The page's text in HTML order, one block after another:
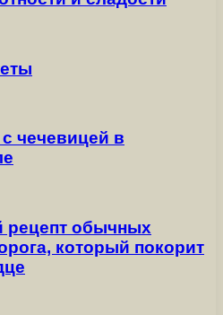
чечевицей в
обычных
который покорит